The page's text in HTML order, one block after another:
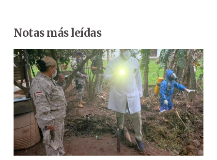
Notas más leídas